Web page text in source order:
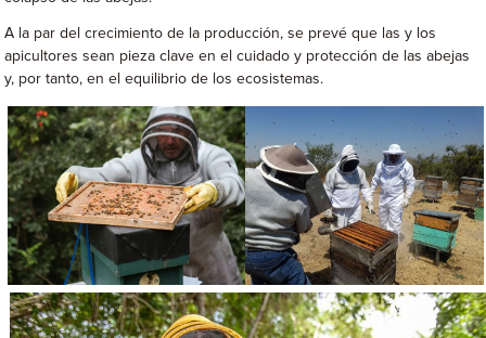
A la par del crecimiento de la producción, se prevé que las y los
apicultores sean pieza clave en el cuidado y protección de las abejas
y, por tanto, en el equilibrio de los ecosistemas.